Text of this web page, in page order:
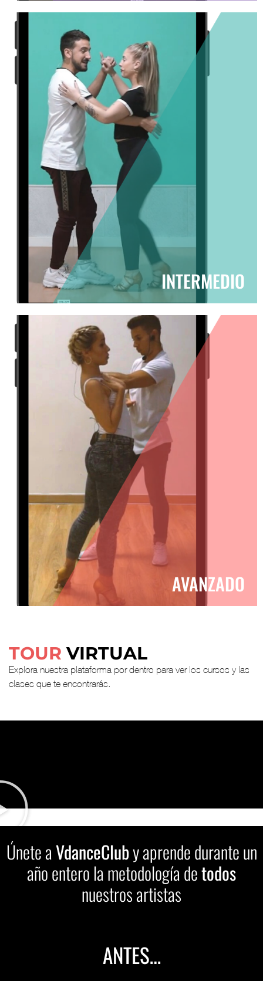
INTERMEDIO
AVANZADO
TOUR VIRTUAL
Explora nuestra plataforma por dentro para ver los cursos y las
clases que te encontrarás.
Únete aVdanceCluby aprende durante un
año entero la metodología detodos
nuestros artistas
ANTES…